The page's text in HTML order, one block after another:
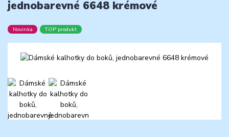
jednobarevné 6648 krémové
Novinka TOP produkt